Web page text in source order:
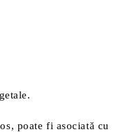
poate fi asociată cu